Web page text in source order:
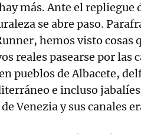
más. Ante el repliegue
se abre paso.
hemos visto cosas
reales pasearse por las
pueblos de Albacete,
e incluso
Venezia y sus canales